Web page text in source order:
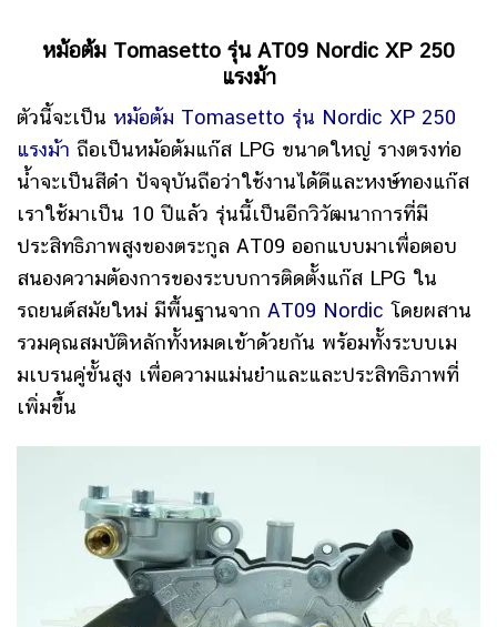
หม้อต้ม Tomasetto รุ่น AT09 Nordic XP 250
แรงม้า
ตัวนี้จะเป็น หม้อต้ม Tomasetto รุ่น Nordic XP 250
แรงม้า ถือเป็นหม้อต้มแก๊ส LPG ขนาดใหญ่ รางตรงท่อ
น้ำจะเป็นสีดำ ปัจจุบันถือว่าใช้งานได้ดีและหงษ์ทองแก๊ส
เราใช้มาเป็น 10 ปีแล้ว รุ่นนี้เป็นอีกวิวัฒนาการที่มี
ประสิทธิภาพสูงของตระกูล AT09 ออกแบบมาเพื่อตอบ
สนองความต้องการของระบบการติดตั้งแก๊ส LPG ใน
รถยนต์สมัยใหม่ มีพื้นฐานจาก AT09 Nordic โดยผสาน
รวมคุณสมบัติหลักทั้งหมดเข้าด้วยกัน พร้อมทั้งระบบเม
มเบรนคู่ขั้นสูง เพื่อความแม่นยำและและประสิทธิภาพที่
เพิ่มขึ้น